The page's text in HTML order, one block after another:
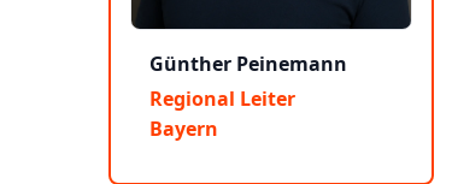
Günther Peinemann
Regional Leiter
Bayern